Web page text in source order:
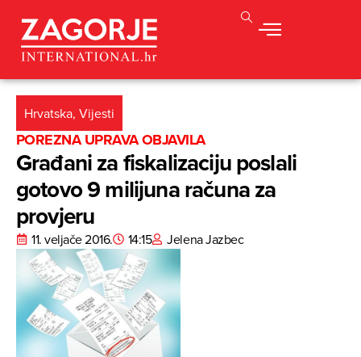
Hrvatska, Vijesti
POREZNA UPRAVA OBJAVILA
Građani za fiskalizaciju poslali
gotovo 9 milijuna računa za
provjeru
11. veljače 2016. 14:15 Jelena Jazbec